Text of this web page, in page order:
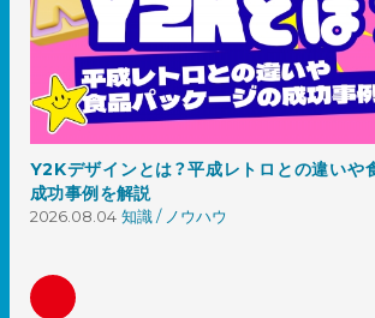
Y2Kデザインとは？平成レトロとの違いや
成功事例を解説
2026.08.04 知識 / ノウハウ